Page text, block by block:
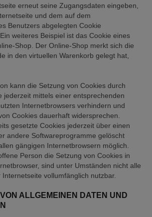
erneut seine Zugangsdaten eingeben,
und dem auf dem
Benutzers abgelegten Cookie
weiteres Beispiel ist das Cookie eines
Shop. Der Online-Shop merkt sich die
in den virtuellen Warenkorb gelegt hat,
kann die Setzung von Cookies durch
jederzeit mittels einer entsprechenden
Internetbrowsers verhindern und
Cookies dauerhaft widersprechen.
gesetzte Cookies jederzeit über einen
andere Softwareprogramme gelöscht
gängigen Internetbrowsern möglich.
Person die Setzung von Cookies in
sind unter Umständen nicht alle
vollumfänglich nutzbar.
ALLGEMEINEN DATEN UND